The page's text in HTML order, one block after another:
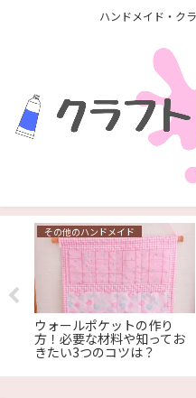
ハンドメイド・ク
その他のハンドメイド
ウォールポケットの作り
方！必要な材料や知ってお
きたい3つのコツは？